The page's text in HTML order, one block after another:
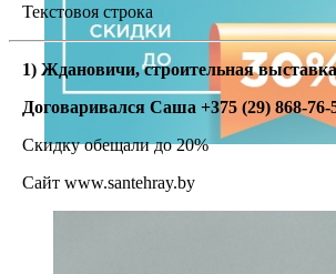
Текстовоя строка
1) Ждановичи, строительная
Договаривался Саша +375 (29) 868-76-
Скидку обещали до 20%
Сайт www.santehray.by